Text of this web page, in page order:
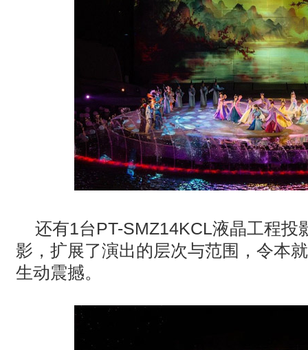
还有1台PT-SMZ14KCL液晶工程投
影，扩展了演出的层次与范围，令本
生动震撼。